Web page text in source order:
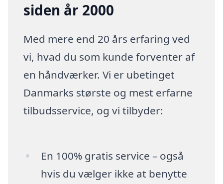
siden år 2000
Med mere end 20 års erfaring ved
vi, hvad du som kunde forventer af
en håndværker. Vi er ubetinget
Danmarks største og mest erfarne
tilbudsservice, og vi tilbyder:
En 100% gratis service – også
hvis du vælger ikke at benytte